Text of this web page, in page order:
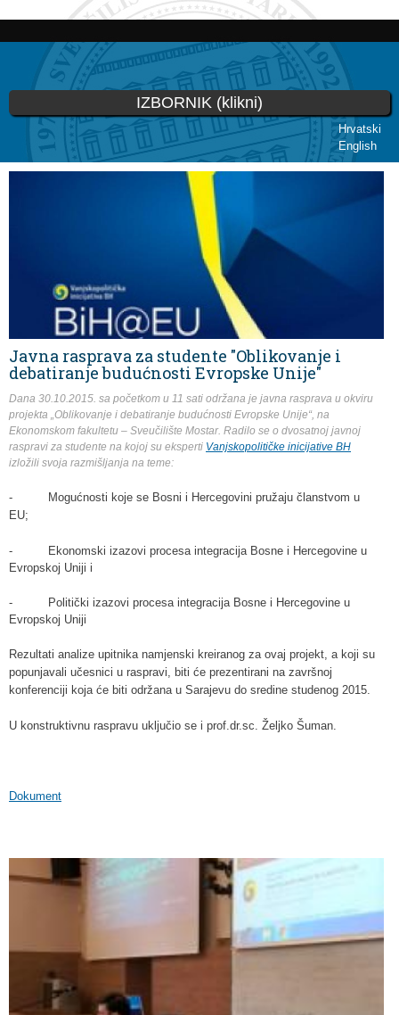
Skoči
glavni
sadržaj
Hrvatski
English
IZBORNIK (klikni)
Javna rasprava za studente "Oblikovanje i
debatiranje budućnosti Evropske Unije"
Dana 30.10.2015. sa početkom u 11 sati održana je javna rasprava u okviru
projekta „Oblikovanje i debatiranje budućnosti Evropske Unije“, na
Ekonomskom fakultetu – Sveučilište Mostar. Radilo se o dvosatnoj javnoj
raspravi za studente na kojoj su eksperti Vanjskopolitičke inicijative BH
izložili svoja razmišljanja na teme:
- Mogućnosti koje se Bosni i Hercegovini pružaju članstvom u
EU;
- Ekonomski izazovi procesa integracija Bosne i Hercegovine u
Evropskoj Uniji i
- Politički izazovi procesa integracija Bosne i Hercegovine u
Evropskoj Uniji
Rezultati analize upitnika namjenski kreiranog za ovaj projekt, a koji su
popunjavali učesnici u raspravi, biti će prezentirani na završnoj
konferenciji koja će biti održana u Sarajevu do sredine studenog 2015.
U konstruktivnu raspravu uključio se i prof.dr.sc. Željko Šuman.
Dokument